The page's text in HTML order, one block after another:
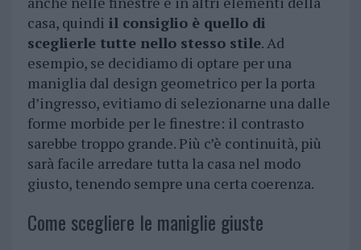
casa, quindi il consiglio è quello di
sceglierle tutte nello stesso stile. Ad
esempio, se decidiamo di optare per una
maniglia dal design geometrico per la porta
d’ingresso, evitiamo di selezionarne una dalle
forme morbide per le finestre: il contrasto
sarebbe troppo grande. Più c’è continuità, più
sarà facile arredare tutta la casa nel modo
giusto, tenendo sempre una certa coerenza.
Come scegliere le maniglie giuste